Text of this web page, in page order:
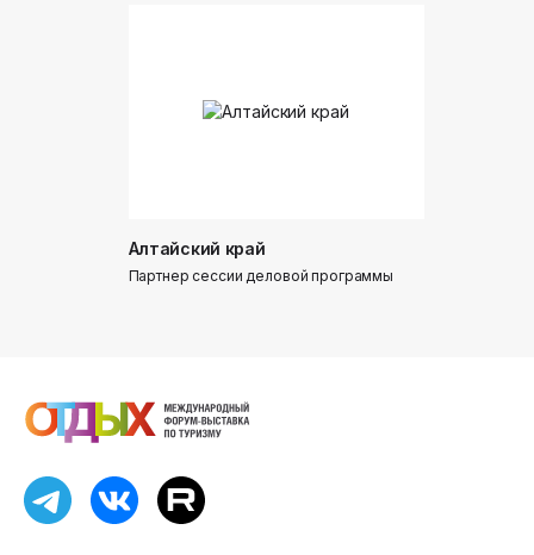
Алтайский край
Партнер сессии деловой программы